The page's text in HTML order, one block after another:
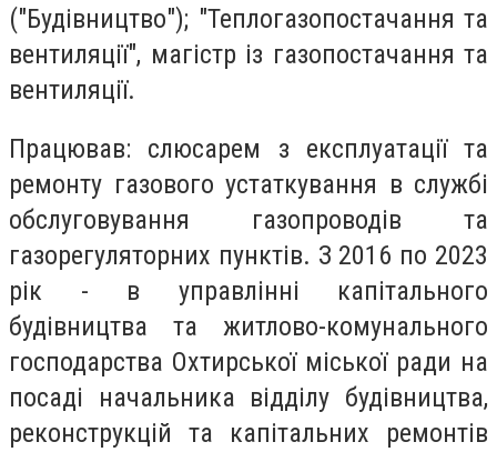
("Будівництво"); "Теплогазопостачання та
вентиляції", магістр із газопостачання та
вентиляції.
Працював: слюсарем з експлуатації та
ремонту газового устаткування в службі
обслуговування газопроводів та
газорегуляторних пунктів. З 2016 по 2023
рік - в управлінні капітального
будівництва та житлово-комунального
господарства Охтирської міської ради на
посаді начальника відділу будівництва,
реконструкцій та капітальних ремонтів